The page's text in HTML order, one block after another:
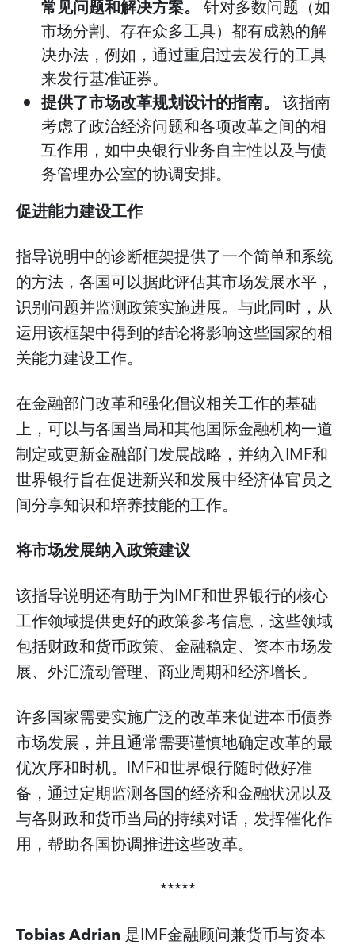
常见问题和解决方案。 针对多数问题（如
市场分割、存在众多工具）都有成熟的解
决办法，例如，通过重启过去发行的工具
来发行基准证券。
提供了市场改革规划设计的指南。 该指南
考虑了政治经济问题和各项改革之间的相
互作用，如中央银行业务自主性以及与债
务管理办公室的协调安排。
促进能力建设工作
指导说明中的诊断框架提供了一个简单和系统
的方法，各国可以据此评估其市场发展水平，
识别问题并监测政策实施进展。与此同时，从
运用该框架中得到的结论将影响这些国家的相
关能力建设工作。
在金融部门改革和强化倡议相关工作的基础
上，可以与各国当局和其他国际金融机构一道
制定或更新金融部门发展战略，并纳入IMF和
世界银行旨在促进新兴和发展中经济体官员之
间分享知识和培养技能的工作。
将市场发展纳入政策建议
该指导说明还有助于为IMF和世界银行的核心
工作领域提供更好的政策参考信息，这些领域
包括财政和货币政策、金融稳定、资本市场发
展、外汇流动管理、商业周期和经济增长。
许多国家需要实施广泛的改革来促进本币债券
市场发展，并且通常需要谨慎地确定改革的最
优次序和时机。IMF和世界银行随时做好准
备，通过定期监测各国的经济和金融状况以及
与各财政和货币当局的持续对话，发挥催化作
用，帮助各国协调推进这些改革。
*****
Tobias Adrian是IMF金融顾问兼货币与资本